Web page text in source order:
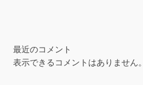
最近のコメント
表示できるコメントはありません。